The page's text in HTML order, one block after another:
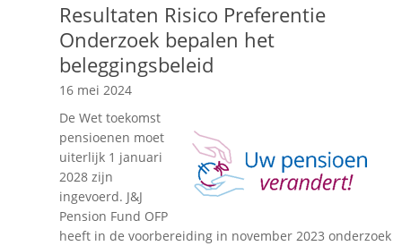
Resultaten Risico Preferentie
Onderzoek bepalen het
beleggingsbeleid
16 mei 2024
De Wet toekomst
pensioenen moet
uiterlijk 1 januari
2028 zijn
ingevoerd. J&J
Pension Fund OFP
heeft in de voorbereiding in november 2023 onderzoek